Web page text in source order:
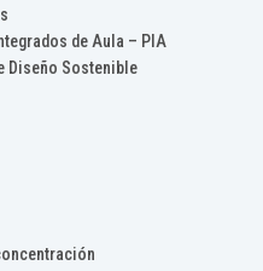
de Aula – PIA
Diseño Sostenible